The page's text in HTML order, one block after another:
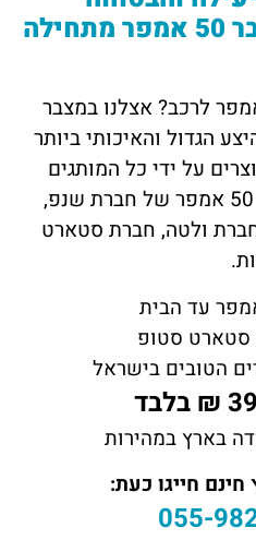
ביותר להחלפת מצבר 50 אמפר מתחילה
מצבר
הגדול והאיכותי ביותר
המיוצרים על ידי כל המותגים
המובילים, וביניהם, מצבר 50 אמפר של חברת שנפ,
ולטה, חברת סטארט
סטארט סטופ
הטובים בישראל
בארץ במהירות
חינם חייגו כעת:
055-